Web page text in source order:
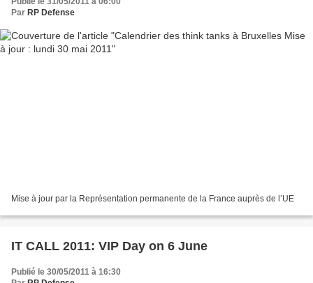
Par RP Defense
Mise à jour par la Représentation permanente de la France auprès de l’UE
IT CALL 2011: VIP Day on 6 June
Publié le 30/05/2011 à 16:30